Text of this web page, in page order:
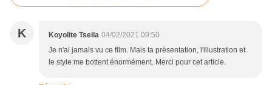
K Koyolite Tseila 04/02/2021 09:50
Je n'ai jamais vu ce film. Mais ta présentation, l'illustration et
le style me bottent énormément. Merci pour cet article.